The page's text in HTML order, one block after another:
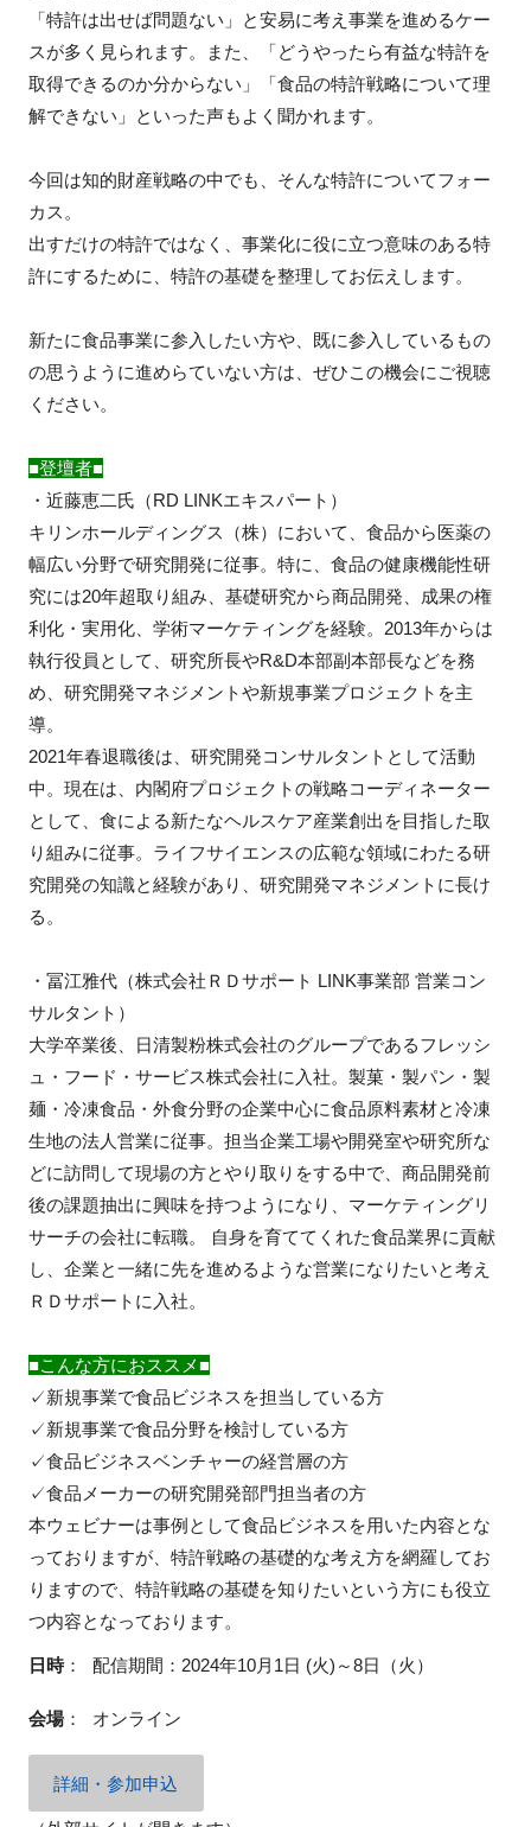
閉じる
「特許は出せば問題ない」と安易に考え事業を進めるケー
スが多く見られます。また、「どうやったら有益な特許を
取得できるのか分からない」「食品の特許戦略について理
解できない」といった声もよく聞かれます。
今回は知的財産戦略の中でも、そんな特許についてフォー
カス。
出すだけの特許ではなく、事業化に役に立つ意味のある特
許にするために、特許の基礎を整理してお伝えします。
新たに食品事業に参入したい方や、既に参入しているもの
の思うように進めらていない方は、ぜひこの機会にご視聴
ください。
■登壇者■
・ 近藤恵二氏（RD LINKエキスパート）
キリンホールディングス（株）において、食品から医薬の
幅広い分野で研究開発に従事。特に、食品の健康機能性研
究には20年超取り組み、基礎研究から商品開発、成果の権
利化・実用化、学術マーケティングを経験。2013年からは
執行役員として、研究所長やR&D本部副本部長などを務
め、研究開発マネジメントや新規事業プロジェクトを主
導。
2021年春退職後は、研究開発コンサルタントとして活動
中。現在は、内閣府プロジェクトの戦略コーディネーター
として、食による新たなヘルスケア産業創出を目指した取
り組みに従事。ライフサイエンスの広範な領域にわたる研
究開発の知識と経験があり、研究開発マネジメントに長け
る。
・冨江雅代（株式会社ＲＤサポート LINK事業部 営業コン
サルタント）
大学卒業後、日清製粉株式会社のグループであるフレッシ
ュ・フード・サービス株式会社に入社。製菓・製パン・製
麺・冷凍食品・外食分野の企業中心に食品原料素材と冷凍
生地の法人営業に従事。担当企業工場や開発室や研究所な
どに訪問して現場の方とやり取りをする中で、商品開発前
後の課題抽出に興味を持つようになり、マーケティングリ
サーチの会社に転職。 自身を育ててくれた食品業界に貢献
し、企業と一緒に先を進めるような営業になりたいと考え
ＲＤサポートに入社。
■こんな方におススメ■
✓新規事業で食品ビジネスを担当している方
✓新規事業で食品分野を検討している方
✓食品ビジネスベンチャーの経営層の方
✓食品メーカーの研究開発部門担当者の方
本ウェビナーは事例として食品ビジネスを用いた内容とな
っておりますが、特許戦略の基礎的な考え方を網羅してお
りますので、特許戦略の基礎を知りたいという方にも役立
つ内容となっております。
日時： 配信期間：2024年10月1日 (火)～8日（火）
会場： オンライン
詳細・参加申込